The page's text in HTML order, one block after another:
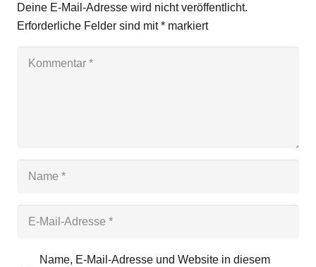
Deine E-Mail-Adresse wird nicht veröffentlicht.
Erforderliche Felder sind mit* markiert
Name, E-Mail-Adresse und Website in diesem